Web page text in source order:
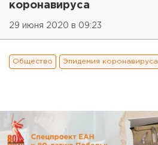
коронавируса
29 июня 2020 в 09:23
Общество Эпидемия коронавируса